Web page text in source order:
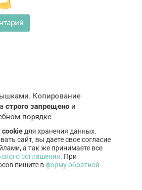
Копирование
строго запрещено и
порядке
cookie для хранения данных.
сайт, вы даете свое согласие
а так же принимаете все
соглашения. При
пишите вформу обратной